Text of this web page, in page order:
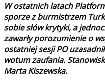
W ostatnich latach
sporze z burmistrzem
sobie słów krytyki, a
zawarły porozumienie o
ostatniej sesji PO
wotum zaufania.
Marta Kiszewska.